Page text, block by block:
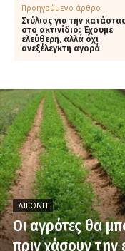
Προηγούμενο άρθρο
Στύλιος για την
στο ακτινίδιo: Έχουμε
ελεύθερη, αλλά όχι
ανεξέλεγκτη αγορά
ΔΙΕΘΝΉ
Οι αγρότες θα
πριν χάσουν την